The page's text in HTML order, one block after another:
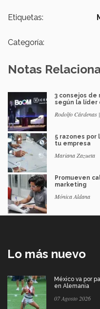
Etiquetas:
Categoría:
Notas
3 consejos de
según la líder
Rodolfo
5 razones por
tu empresa
Mariana Zazueta
Promueven
marketing
Mónica Aldana
Lo más nuevo
México va por
en Alemania
07 Agosto 2026